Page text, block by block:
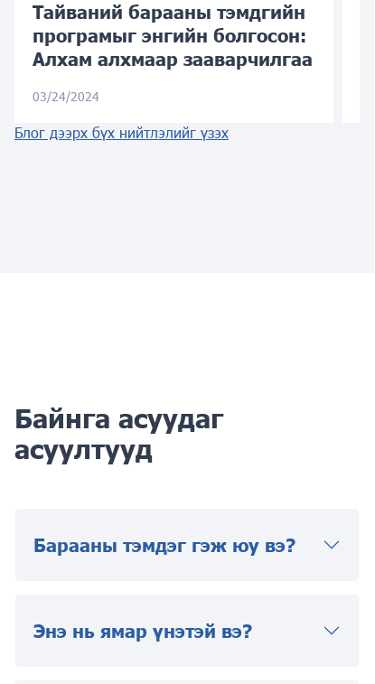
Тайваний барааны тэмдгийн
програмыг энгийн болгосон:
Алхам алхмаар зааварчилгаа
03/24/2024
Блог дээрх бүх нийтлэлийг үзэх
Байнга асуудаг
асуултууд
Барааны тэмдэг гэж юу вэ?
Энэ нь ямар үнэтэй вэ?